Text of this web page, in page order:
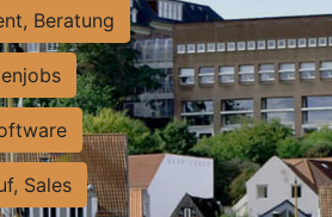
Beratung
Sales